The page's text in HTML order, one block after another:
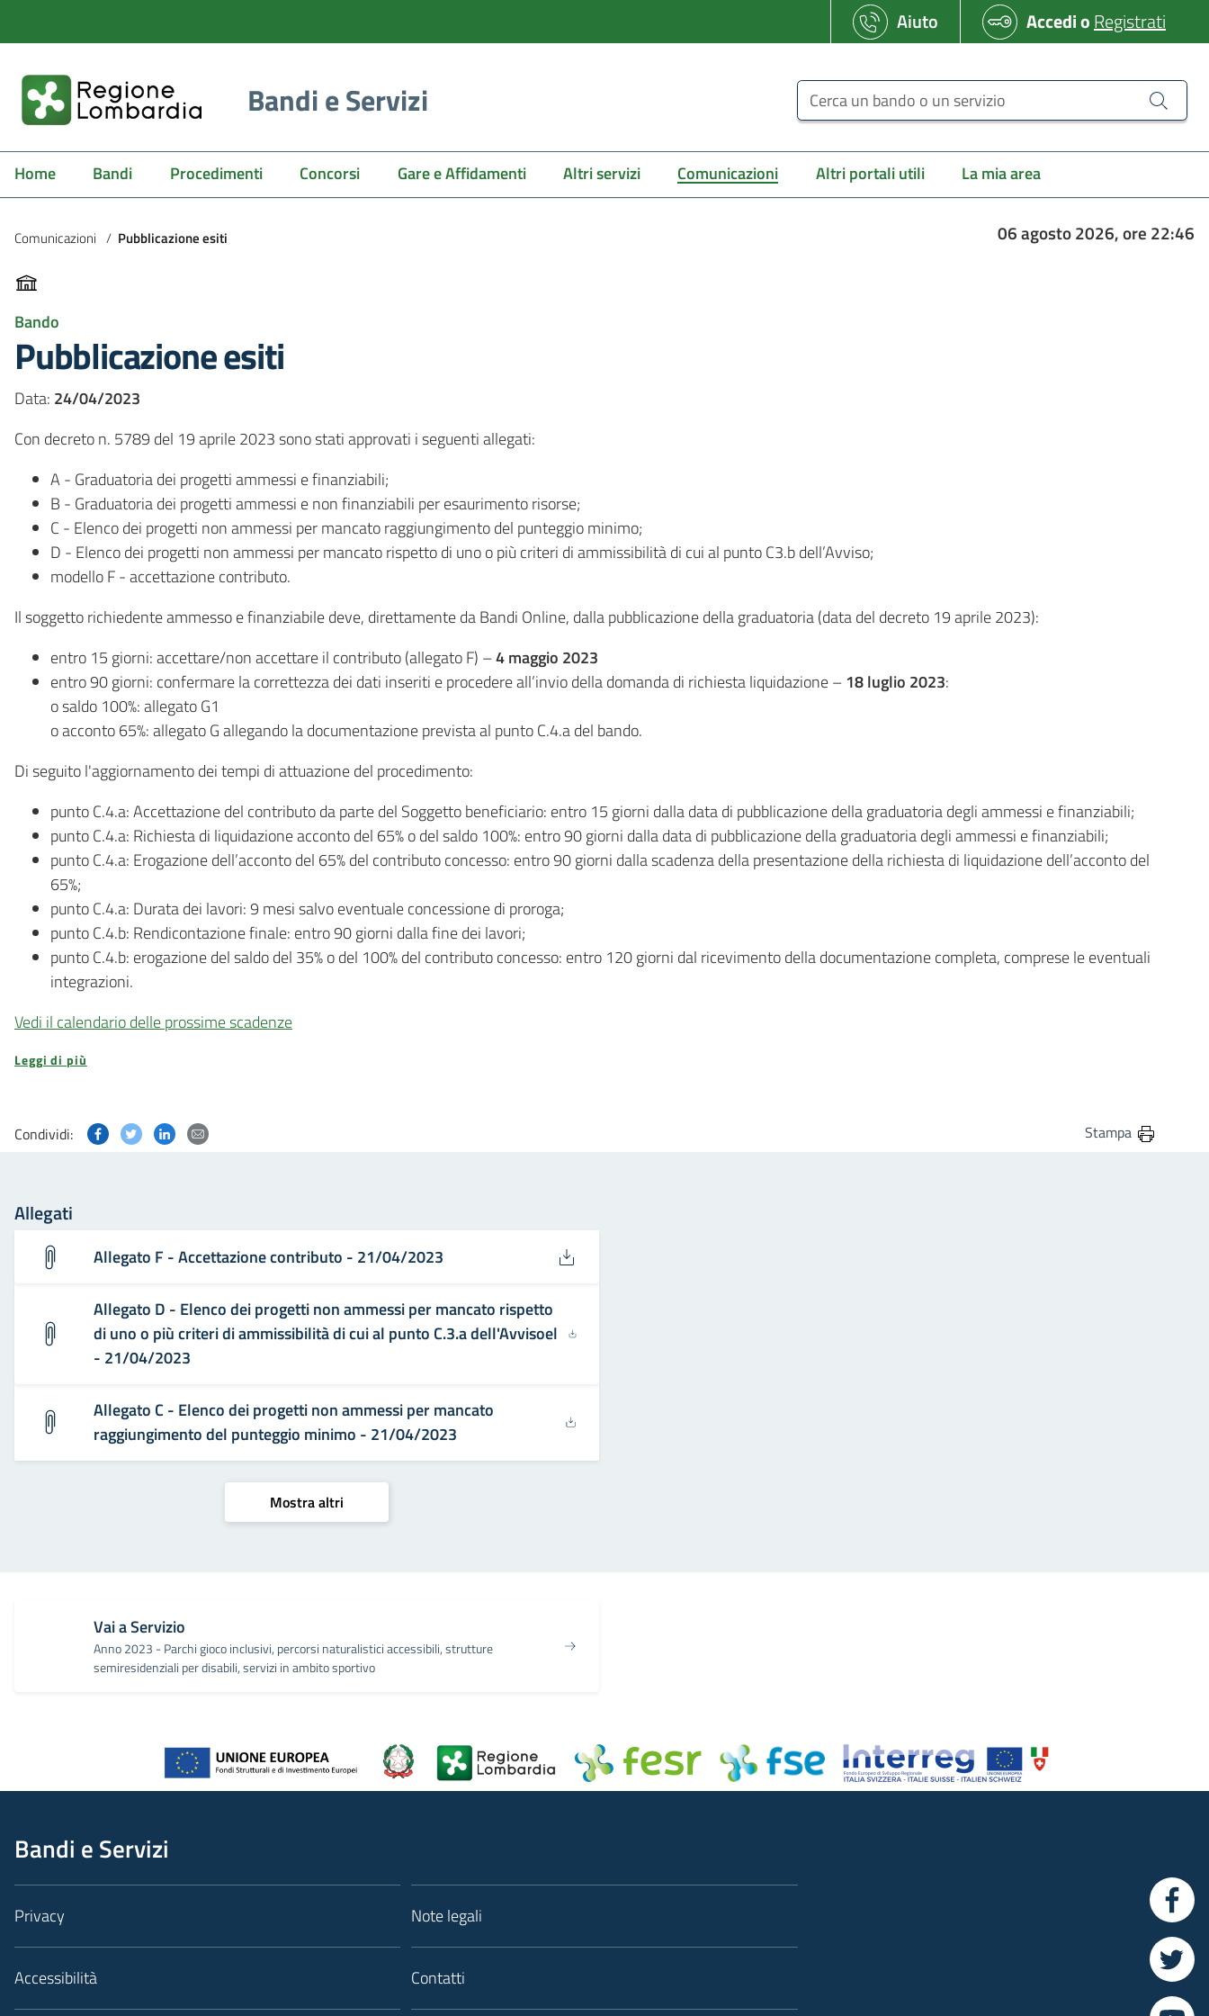
Aiuto AccedioRegistrati
Bandi e Servizi Cerca un bando o un servizio
Home Bandi Procedimenti Concorsi Gare e Affidamenti Altri servizi Comunicazioni Altri portali utili La mia area
Comunicazioni / Pubblicazione esiti 06 agosto 2026, ore 22:46
Bando
Pubblicazione esiti
Data: 24/04/2023
Con decreto n. 5789 del 19 aprile 2023 sono stati approvati i seguenti allegati:
A - Graduatoria dei progetti ammessi e finanziabili;
B - Graduatoria dei progetti ammessi e non finanziabili per esaurimento risorse;
C - Elenco dei progetti non ammessi per mancato raggiungimento del punteggio minimo;
D - Elenco dei progetti non ammessi per mancato rispetto di uno o più criteri di ammissibilità di cui al punto C3.b dell’Avviso;
modello F - accettazione contributo.
Il soggetto richiedente ammesso e finanziabile deve, direttamente da Bandi Online, dalla pubblicazione della graduatoria (data del decreto 19 aprile 2023):
entro 15 giorni: accettare/non accettare il contributo (allegato F) –4 maggio 2023
entro 90 giorni: confermare la correttezza dei dati inseriti e procedere all’invio della domanda di richiesta liquidazione –18 luglio 2023:
o saldo 100%: allegato G1
o acconto 65%: allegato G allegando la documentazione prevista al punto C.4.a del bando.
Di seguito l'aggiornamento dei tempi di attuazione del procedimento:
punto C.4.a: Accettazione del contributo da parte del Soggetto beneficiario: entro 15 giorni dalla data di pubblicazione della graduatoria degli ammessi e finanziabili;
punto C.4.a: Richiesta di liquidazione acconto del 65% o del saldo 100%: entro 90 giorni dalla data di pubblicazione della graduatoria degli ammessi e finanziabili;
punto C.4.a: Erogazione dell’acconto del 65% del contributo concesso: entro 90 giorni dalla scadenza della presentazione della richiesta di liquidazione dell’acconto del
65%;
punto C.4.a: Durata dei lavori: 9 mesi salvo eventuale concessione di proroga;
punto C.4.b: Rendicontazione finale: entro 90 giorni dalla fine dei lavori;
punto C.4.b: erogazione del saldo del 35% o del 100% del contributo concesso: entro 120 giorni dal ricevimento della documentazione completa, comprese le eventuali
integrazioni.
Vedi il calendario delle prossime scadenze
Leggi di più
Condividi: Condividi questa pagina su Facebook
Condividi questa pagina su Twitter
Condividi questa pagina su Linkedin Stampa
Allegati
Allegato F - Accettazione contributo - 21/04/2023
Allegato D - Elenco dei progetti non ammessi per mancato rispetto
di uno o più criteri di ammissibilità di cui al punto C.3.a dell'Avvisoel
- 21/04/2023
Allegato C - Elenco dei progetti non ammessi per mancato
raggiungimento del punteggio minimo - 21/04/2023
Mostra altri
Vai a Servizio
Anno 2023 - Parchi gioco inclusivi, percorsi naturalistici accessibili, strutture
semiresidenziali per disabili, servizi in ambito sportivo
Bandi e Servizi
Privacy
Accessibilità
Note legali
Contatti